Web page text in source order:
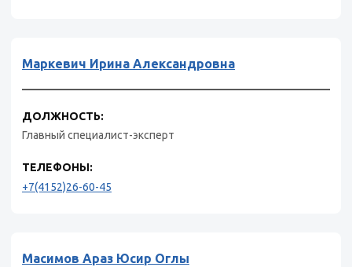
Маркевич Ирина Александровна
ДОЛЖНОСТЬ:
Главный специалист-эксперт
ТЕЛЕФОНЫ:
+7(4152)26-60-45
Масимов Араз Юсир Оглы